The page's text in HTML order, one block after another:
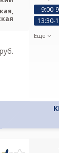
9:00-
13:30-
Еще